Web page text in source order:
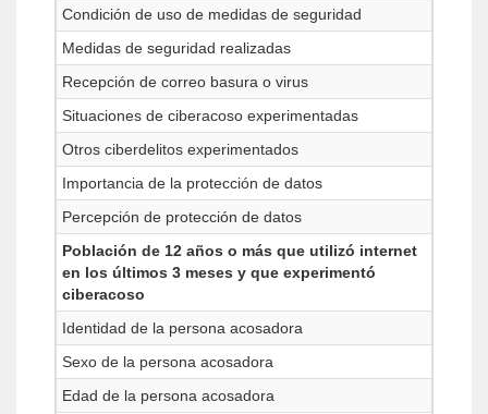
Condición de uso de medidas de seguridad
Medidas de seguridad realizadas
Recepción de correo basura o virus
Situaciones de ciberacoso experimentadas
Otros ciberdelitos experimentados
Importancia de la protección de datos
Percepción de protección de datos
Población de 12 años o más que utilizó internet
en los últimos 3 meses y que experimentó
ciberacoso
Identidad de la persona acosadora
Sexo de la persona acosadora
Edad de la persona acosadora